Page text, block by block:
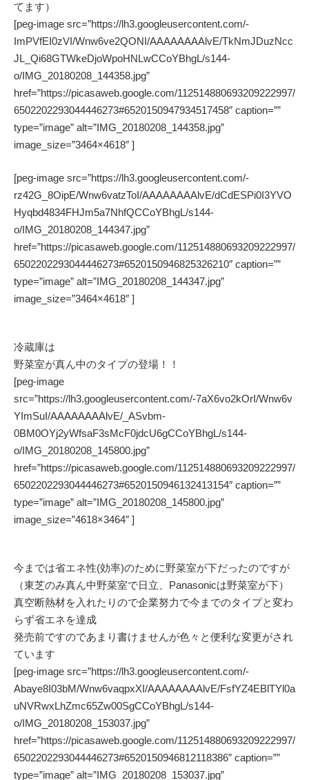
てます）
[peg-image src=”https://lh3.googleusercontent.com/-
ImPVfEI0zVI/Wnw6ve2QONI/AAAAAAAAlvE/TkNmJDuzNcc
JL_Qi68GTWkeDjoWpoHNLwCCoYBhgL/s144-
o/IMG_20180208_144358.jpg”
href=”https://picasaweb.google.com/112514880693209222997/
6502202293044446273#6520150947934517458″ caption=””
type=”image” alt=”IMG_20180208_144358.jpg”
image_size=”3464×4618″ ]
[peg-image src=”https://lh3.googleusercontent.com/-
rz42G_8OipE/Wnw6vatzToI/AAAAAAAAlvE/dCdESPi0I3YVO
Hyqbd4834FHJm5a7NhfQCCoYBhgL/s144-
o/IMG_20180208_144347.jpg”
href=”https://picasaweb.google.com/112514880693209222997/
6502202293044446273#6520150946825326210″ caption=””
type=”image” alt=”IMG_20180208_144347.jpg”
image_size=”3464×4618″ ]
冷蔵庫は
野菜室が真ん中のタイプの登場！！
[peg-image
src=”https://lh3.googleusercontent.com/-7aX6vo2kOrI/Wnw6v
YImSuI/AAAAAAAAlvE/_ASvbm-
0BM0OYj2yWfsaF3sMcF0jdcU6gCCoYBhgL/s144-
o/IMG_20180208_145800.jpg”
href=”https://picasaweb.google.com/112514880693209222997/
6502202293044446273#6520150946132413154″ caption=””
type=”image” alt=”IMG_20180208_145800.jpg”
image_size=”4618×3464″ ]
今までは省エネ性(効率)のために野菜室が下だったのですが
（東芝のみ真ん中野菜室で日立、Panasonicは野菜室が下）
真空断熱材を入れたりので企業努力で今までのタイプと変わ
らず省エネを達成
発売前ですのであまり書けませんが色々と便利な変更がされ
ています
[peg-image src=”https://lh3.googleusercontent.com/-
Abaye8I03bM/Wnw6vaqpxXI/AAAAAAAAlvE/FsfYZ4EBlTYl0a
uNVRwxLhZmc65Zw00SgCCoYBhgL/s144-
o/IMG_20180208_153037.jpg”
href=”https://picasaweb.google.com/112514880693209222997/
6502202293044446273#6520150946812118386″ caption=””
type=”image” alt=”IMG_20180208_153037.jpg”